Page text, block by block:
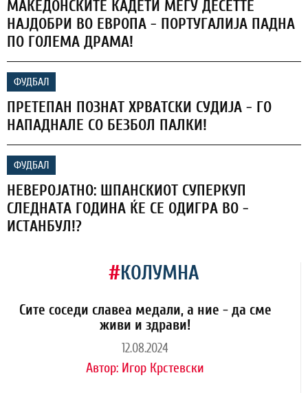
МАКЕДОНСКИТЕ КАДЕТИ МЕЃУ ДЕСЕТТЕ
НАЈДОБРИ ВО ЕВРОПА - ПОРТУГАЛИЈА ПАДНА
ПО ГОЛЕМА ДРАМА!
ФУДБАЛ
ПРЕТЕПАН ПОЗНАТ ХРВАТСКИ СУДИЈА - ГО
НАПАДНАЛЕ СО БЕЗБОЛ ПАЛКИ!
ФУДБАЛ
НЕВЕРОЈАТНО: ШПАНСКИОТ СУПЕРКУП
СЛЕДНАТА ГОДИНА ЌЕ СЕ ОДИГРА ВО -
ИСТАНБУЛ!?
#КОЛУМНА
Сите соседи славеа медали, а ние - да сме
живи и здрави!
12.08.2024
Автор: Игор Крстевски